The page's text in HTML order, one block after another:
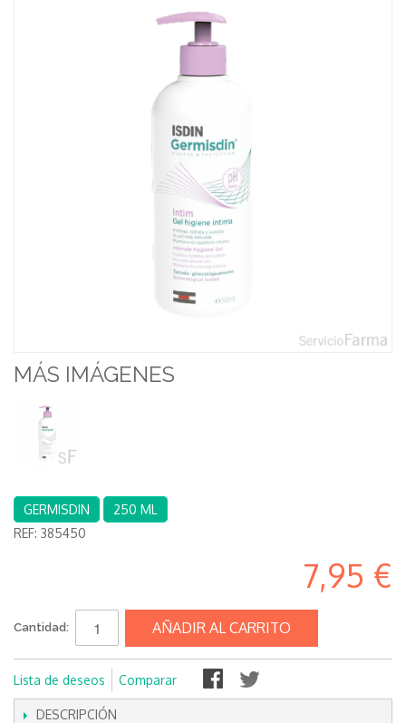
MÁS IMÁGENES
GERMISDIN
250 ML
REF: 385450
7,95 €
Cantidad: AÑADIR AL CARRITO
Lista de deseos Comparar
DESCRIPCIÓN